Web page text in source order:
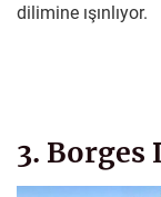
dilimine ışınlıyor.
3. Borges